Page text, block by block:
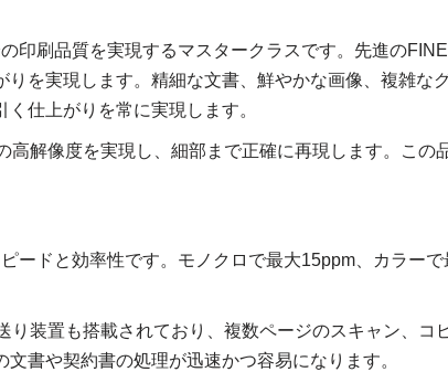
印刷品質を実現するマスタークラスです。先進の
りを実現します。精細な文書、鮮やかな画像、複雑な
仕上がりを常に実現します。
高解像度を実現し、細部まで正確に再現します。この
ードと効率性です。モノクロで最大15ppm、カラー
り装置も搭載されており、複数ページのスキャン、コ
書や契約書の処理が迅速かつ容易になります。